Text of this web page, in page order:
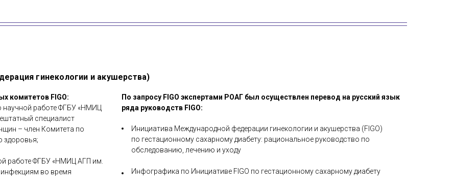
гинекологии и акушерства)
комитетов FIGO:
работе ФГБУ «НМИЦ
специалист
– член Комитета по
здоровья;
работе ФГБУ «НМИЦ АГП им.
во время
По запросу FIGO экспертами РОАГ был осуществлен перевод на русский язык
ряда руководств FIGO:
Инициатива Международной федерации гинекологии и акушерства (FIGO)
по гестационному сахарному диабету: рациональное руководство по
обследованию, лечению и уходу
Инфографика по Инициативе FIGO по гестационному сахарному диабету